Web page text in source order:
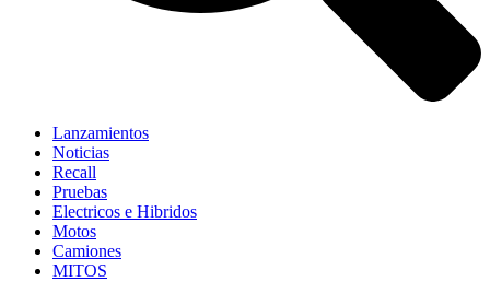
Lanzamientos
Noticias
Recall
Pruebas
Electricos e Hibridos
Motos
Camiones
MITOS